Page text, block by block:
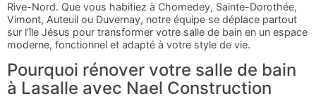
Rive-Nord. Que vous habitiez à Chomedey, Sainte-Dorothée,
Vimont, Auteuil ou Duvernay, notre équipe se déplace partout
sur l’île Jésus pour transformer votre salle de bain en un espace
moderne, fonctionnel et adapté à votre style de vie.
Pourquoi rénover votre salle de bain
à Lasalle avec Nael Construction